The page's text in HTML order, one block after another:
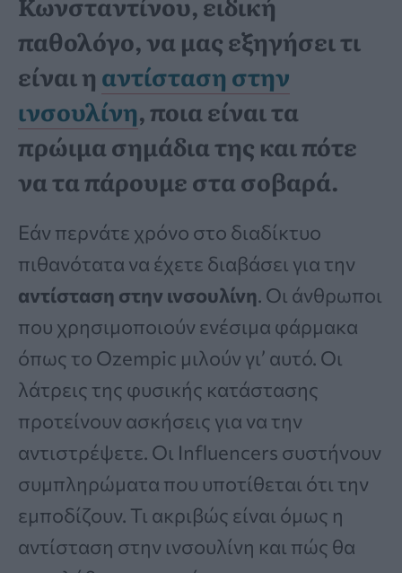
παθολόγο, να μας εξηγήσει τι
είναι η αντίσταση στην
ινσουλίνη, ποια είναι τα
πρώιμα σημάδια της και πότε
να τα πάρουμε στα σοβαρά.
Εάν περνάτε χρόνο στο διαδίκτυο
πιθανότατα να έχετε διαβάσει για την
αντίσταση στην ινσουλίνη. Οι άνθρωποι
που χρησιμοποιούν ενέσιμα φάρμακα
όπως το Ozempic μιλούν γι’ αυτό. Οι
λάτρεις της φυσικής κατάστασης
προτείνουν ασκήσεις για να την
αντιστρέψετε. Οι Influencers συστήνουν
συμπληρώματα που υποτίθεται ότι την
εμποδίζουν. Τι ακριβώς είναι όμως η
αντίσταση στην ινσουλίνη και πώς θα